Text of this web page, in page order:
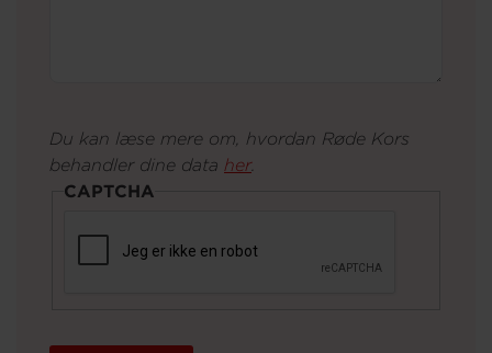
Du kan læse mere om, hvordan Røde Kors
behandler dine data her.
CAPTCHA